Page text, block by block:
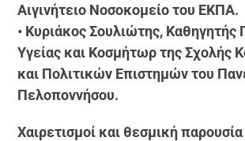
Αιγινήτειο Νοσοκομείο του ΕΚΠΑ.
• Κυριάκος Σουλιώτης, Καθηγητής
Υγείας και Κοσμήτωρ της Σχολής
και Πολιτικών Επιστημών του
Πελοποννήσου.
Χαιρετισμοί και θεσμική παρουσία